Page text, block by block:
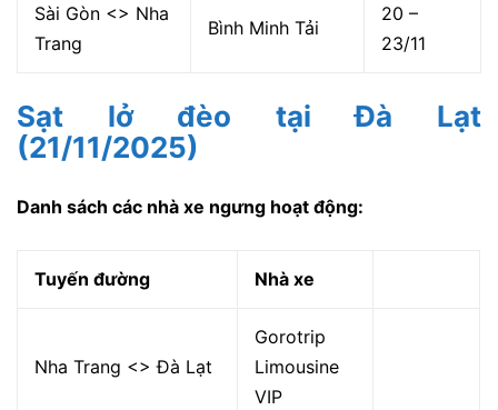
Sài Gòn <> Nha
Trang
Bình Minh Tải
20 –
23/11
Sạt lở đèo tại Đà Lạt
(21/11/2025)
Danh sách các nhà xe ngưng hoạt động:
Tuyến đường Nhà xe
Nha Trang <> Đà Lạt
Gorotrip
Limousine
VIP